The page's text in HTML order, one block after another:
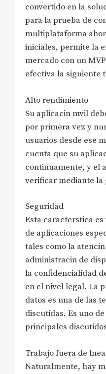
convertido en la
para la prueba de
multiplataforma
iniciales, permite la
mercado con un
efectiva la siguiente
Alto rendimiento
Su aplicacin mvil
por primera vez y
usuarios desde ese
cuenta que su
continuamente, y el
verificar mediante la
Seguridad
Esta caracterstica
de aplicaciones
tales como la
administracin de
la confidencialidad
en el nivel legal. La
datos es una de las
discutidas. Es uno
principales
Trabajo fuera de lnea
Naturalmente, hay